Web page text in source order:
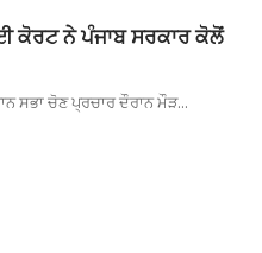
ਕੋਰਟ ਨੇ ਪੰਜਾਬ ਸਰਕਾਰ ਕੋਲੋਂ
ਸਭਾ ਚੋਣ ਪ੍ਰਚਾਰ ਦੌਰਾਨ ਮੌੜ…